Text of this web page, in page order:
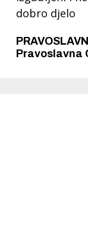
Pravoslavna